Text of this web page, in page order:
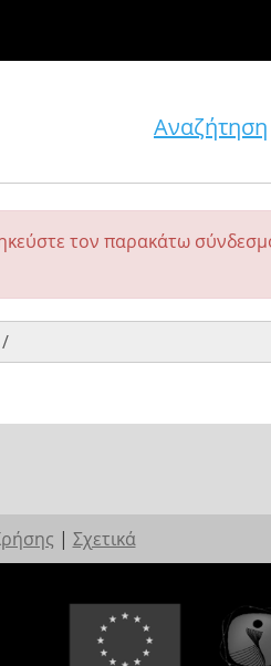
Αναζήτηση
τον παρακάτω
| Σχετικά